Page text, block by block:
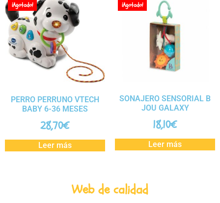
¡Agotado!
PERRO PERRUNO VTECH
BABY 6-36 MESES
28,70€
Leer más
¡Agotado!
SONAJERO SENSORIAL B
JOU GALAXY
18,10€
Leer más
Web de calidad